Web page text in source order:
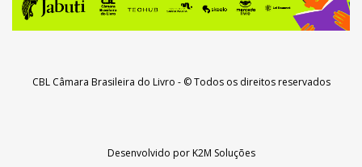
CBL Câmara Brasileira do Livro - © Todos os direitos reservados
Desenvolvido porK2M Soluções